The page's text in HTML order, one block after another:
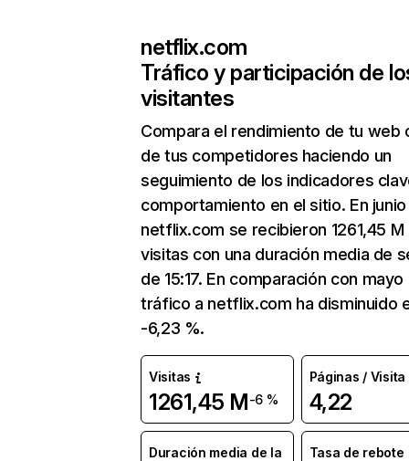
netflix.com
Tráfico y participación de
visitantes
Compara el rendimiento de tu web
de tus competidores haciendo un
seguimiento de los indicadores
comportamiento en el sitio. En junio
netflix.com se recibieron 1261,45 M
visitas con una duración media de
de 15:17. En comparación con mayo
tráfico a netflix.com ha disminuido
-6,23 %.
Visitas
1261,45 M-6 %
Páginas / Visita
4,22
Duración media de la
Tasa de rebote